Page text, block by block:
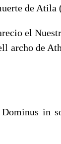
de Atila
el
archo de
in